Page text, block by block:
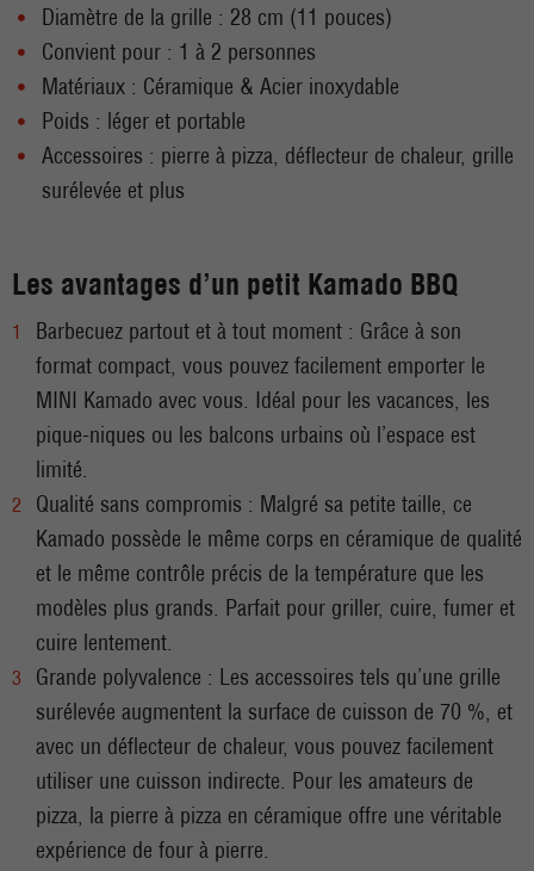
Diamètre de la grille : 28 cm (11 pouces)
Convient pour : 1 à 2 personnes
Matériaux : Céramique & Acier inoxydable
Poids : léger et portable
Accessoires : pierre à pizza, déflecteur de chaleur, grille
surélevée et plus
Les avantages d’un petit Kamado BBQ
Barbecuez partout et à tout moment : Grâce à son
format compact, vous pouvez facilement emporter le
MINI Kamado avec vous. Idéal pour les vacances, les
pique-niques ou les balcons urbains où l’espace est
limité.
Qualité sans compromis : Malgré sa petite taille, ce
Kamado possède le même corps en céramique de qualité
et le même contrôle précis de la température que les
modèles plus grands. Parfait pour griller, cuire, fumer et
cuire lentement.
Grande polyvalence : Les accessoires tels qu’une grille
surélevée augmentent la surface de cuisson de 70 %, et
avec un déflecteur de chaleur, vous pouvez facilement
utiliser une cuisson indirecte. Pour les amateurs de
pizza, la pierre à pizza en céramique offre une véritable
expérience de four à pierre.